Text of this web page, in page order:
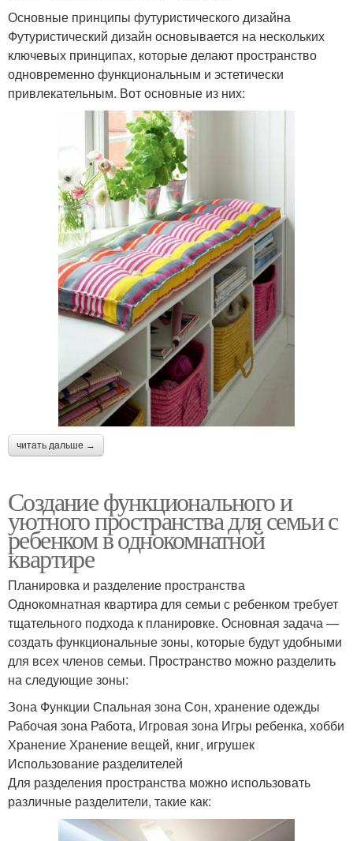
Основные принципы футуристического дизайна
Футуристический дизайн основывается на нескольких
ключевых принципах, которые делают пространство
одновременно функциональным и эстетически
привлекательным. Вот основные из них:
читать дальше →
Создание функционального и
уютного пространства для семьи с
ребенком в однокомнатной
квартире
Планировка и разделение пространства
Однокомнатная квартира для семьи с ребенком требует
тщательного подхода к планировке. Основная задача —
создать функциональные зоны, которые будут удобными
для всех членов семьи. Пространство можно разделить
на следующие зоны:
Зона Функции Спальная зона Сон, хранение одежды
Рабочая зона Работа, Игровая зона Игры ребенка, хобби
Хранение Хранение вещей, книг, игрушек
Использование разделителей
Для разделения пространства можно использовать
различные разделители, такие как: